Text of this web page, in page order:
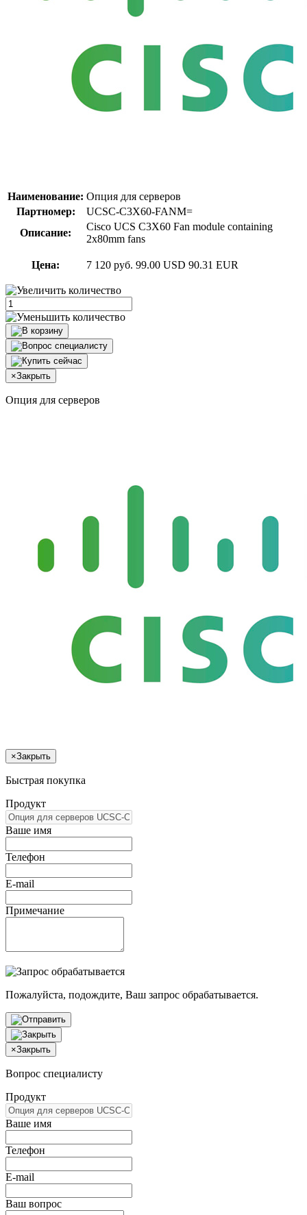
Наименование: Опция для серверов
Партномер:
UCSC-C3X60-FANM=
Описание:
Cisco UCS C3X60 Fan module containing
2x80mm fans
Цена: 7 120 руб. 99.00 USD 90.31 EUR
×Закрыть
Опция для серверов
×Закрыть
Быстрая покупка
Продукт
Ваше имя
Телефон
E-mail
Примечание
Пожалуйста, подождите, Ваш запрос обрабатывается.
×Закрыть
Вопрос специалисту
Продукт
Ваше имя
Телефон
E-mail
Ваш вопрос